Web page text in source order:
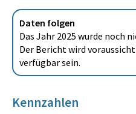
Daten folgen
Das Jahr 2025 wurde noch
Der Bericht wird
verfügbar sein.
Kennzahlen